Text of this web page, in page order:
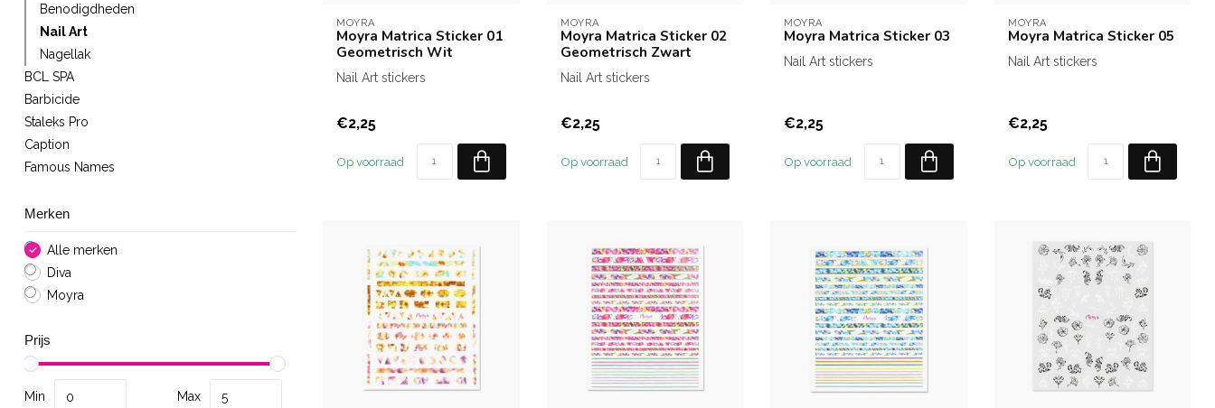
Benodigdheden
Nail Art
Nagellak
BCL SPA
Barbicide
Staleks Pro
Caption
Famous Names
Merken
Alle merken
Diva
Moyra
Prijs
Min Max
MOYRA
Moyra Matrica Sticker 01
Geometrisch Wit
Nail Art stickers
€2,25
Op voorraad
MOYRA
Moyra Matrica Sticker 02
Geometrisch Zwart
Nail Art stickers
€2,25
Op voorraad
MOYRA
Moyra Matrica Sticker 03
Nail Art stickers
€2,25
Op voorraad
MOYRA
Moyra Matrica Sticker 05
Nail Art stickers
€2,25
Op voorraad